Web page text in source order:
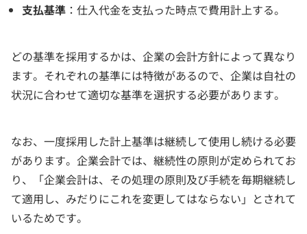
支払基準 ：仕入代金を支払った時点で費用計上する。
どの基準を採用するかは、企業の会計方針によって異なり
ます。それぞれの基準には特徴があるので、企業は自社の
状況に合わせて適切な基準を選択する必要があります。
なお、一度採用した計上基準は継続して使用し続ける必要
があります。企業会計では、継続性の原則が定められてお
り、「企業会計は、その処理の原則及び手続を毎期継続し
て適用し、みだりにこれを変更してはならない」とされて
いるためです。